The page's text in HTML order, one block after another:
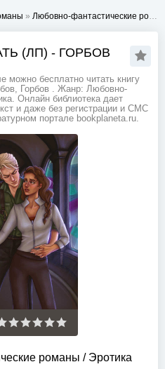
» Любовно-фантастические романы
(ЛП) - ГОРБОВ
можно бесплатно читать книгу
Горбов . Жанр: Любовно-
Онлайн библиотека дает
и даже без регистрации и СМС
портале bookplaneta.ru.
романы / Эротика